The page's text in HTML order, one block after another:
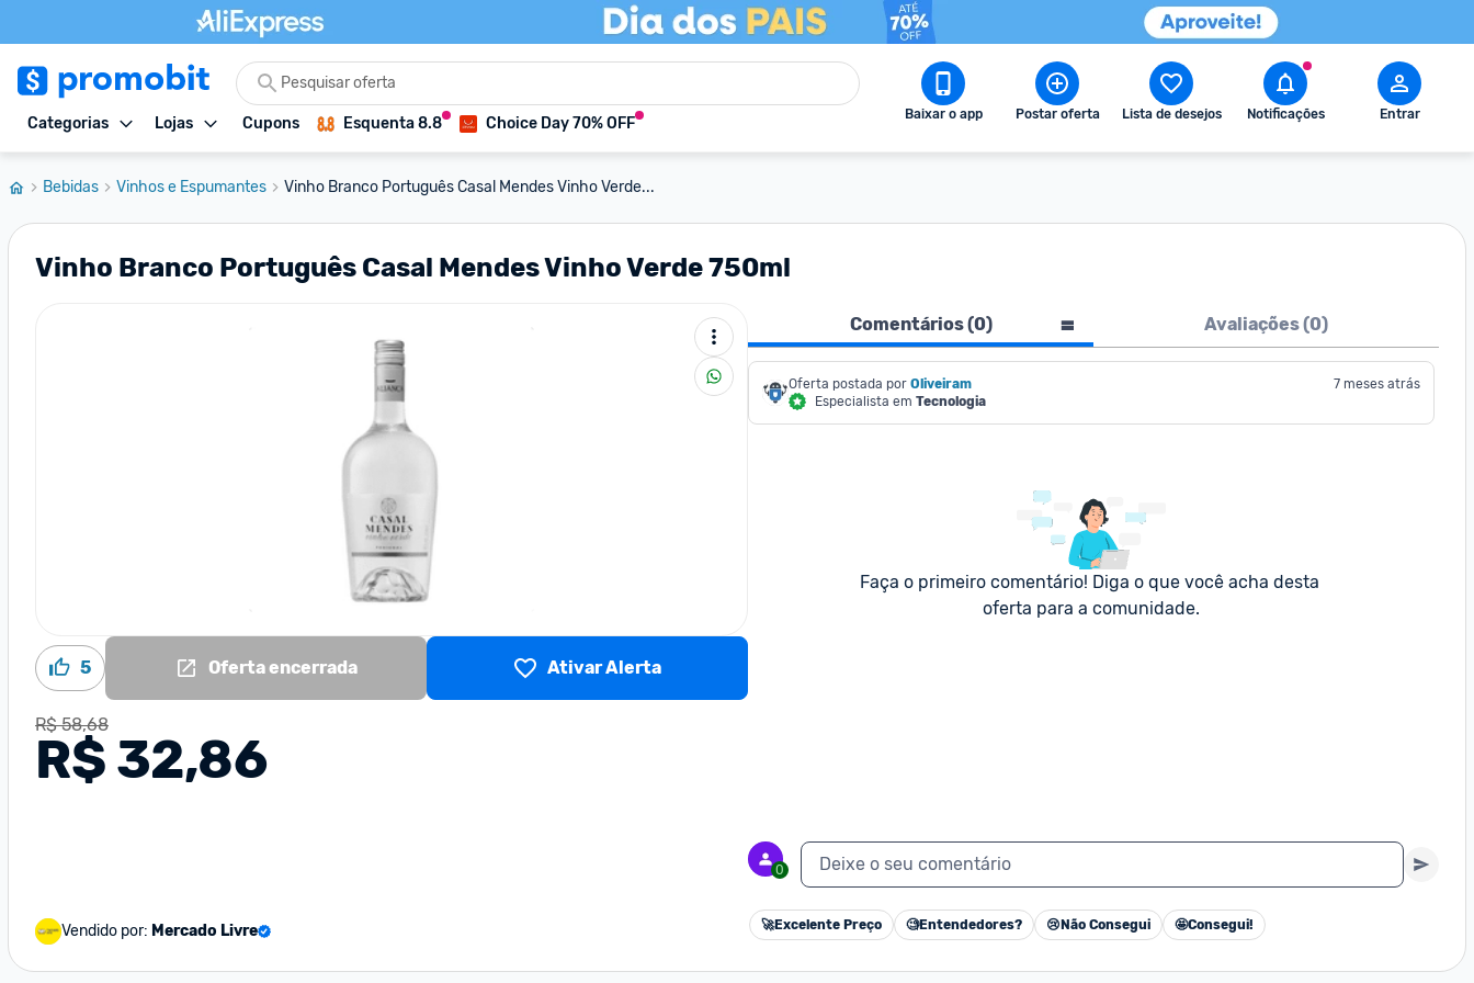
Categorias Lojas Cupons Esquenta 8.8 Choice Day 70% OFF Baixar o app Postar oferta Lista de desejos Notificações Entrar
Bebidas Vinhos e Espumantes Vinho Branco Português Casal Mendes Vinho Verde...
Vinho Branco Português Casal Mendes Vinho Verde 750ml
5 Oferta encerrada Ativar Alerta
R$ 58,68
R$ 32,86
Vendido por: Mercado Livre
Comentários (0) Avaliações (0)
Oferta postada por Oliveiram
Especialista em Tecnologia
7 meses atrás
Faça o primeiro comentário! Diga o que você acha desta
oferta para a comunidade.
0 Deixe o seu comentário
🚀Excelente Preço 🧐Entendedores? 😢 Não Consegui 🤩Consegui!